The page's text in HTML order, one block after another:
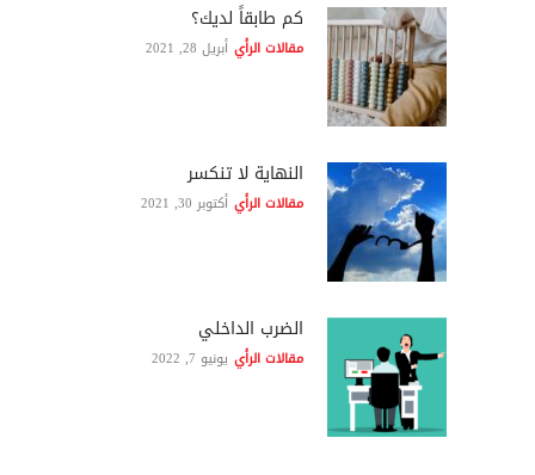
كم طابقاً لديك؟
مقالات الرأي أبريل 28, 2021
النهاية لا تنكسر
مقالات الرأي أكتوبر 30, 2021
الضرب الداخلي
مقالات الرأي يونيو 7, 2022